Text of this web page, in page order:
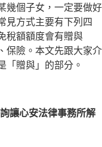
幾個子女，一定要做好
見方式主要有下列四
稅額額度會有贈與
保險。本文先跟大家介
「贈與」的部分。
讓心安法律事務所解